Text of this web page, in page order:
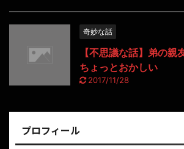
奇妙な話
【不思議な話】弟の親
ちょっとおかしい
2017/11/28
プロフィール